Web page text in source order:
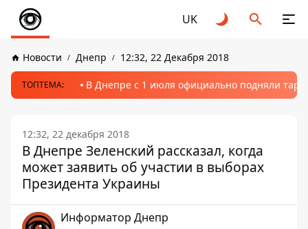
UK
Новости Днепр 12:32, 22 Декабря 2018
ТОПТЕМА: В Днепре с 1 июля официально подняли
12:32, 22 декабря 2018
В Днепре Зеленский рассказал, когда
может заявить об участии в выборах
Президента Украины
Информатор Днепр